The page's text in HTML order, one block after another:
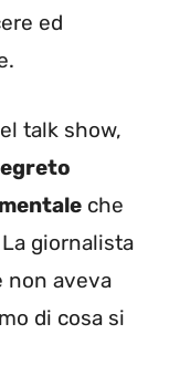
ed
talk show,
che
giornalista
non aveva
di cosa si